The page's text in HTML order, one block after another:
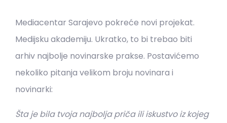
Mediacentar Sarajevo pokreće novi projekat.
Medijsku akademiju. Ukratko, to bi trebao biti
arhiv najbolje novinarske prakse. Postavićemo
nekoliko pitanja velikom broju novinara i
novinarki:
Šta je bila tvoja najbolja priča ili iskustvo iz kojeg